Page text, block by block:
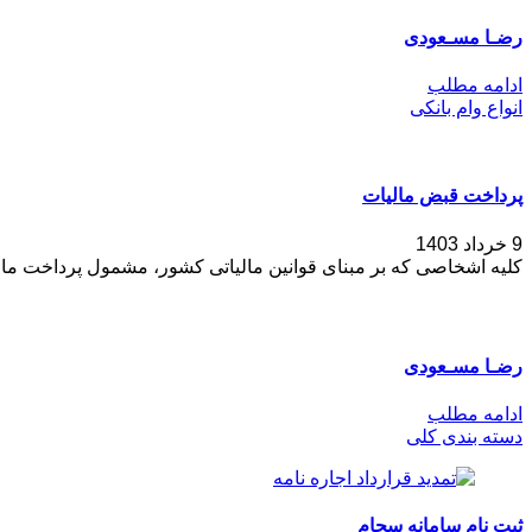
رضـا مسـعودی
ادامه مطلب
انواع وام بانکی
پرداخت قبض مالیات
9 خرداد 1403
کلیه اشخاصی که بر مبنای قوانین مالیاتی کشور، مشمول پرداخت
رضـا مسـعودی
ادامه مطلب
دسته بندی کلی
ثبت نام سامانه سجام